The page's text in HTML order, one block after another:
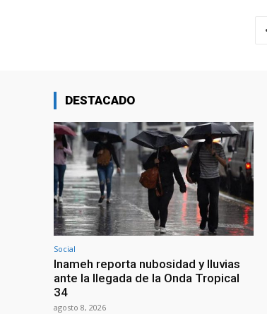
DESTACADO
Social
Inameh reporta nubosidad y lluvias
ante la llegada de la Onda Tropical
34
agosto 8, 2026